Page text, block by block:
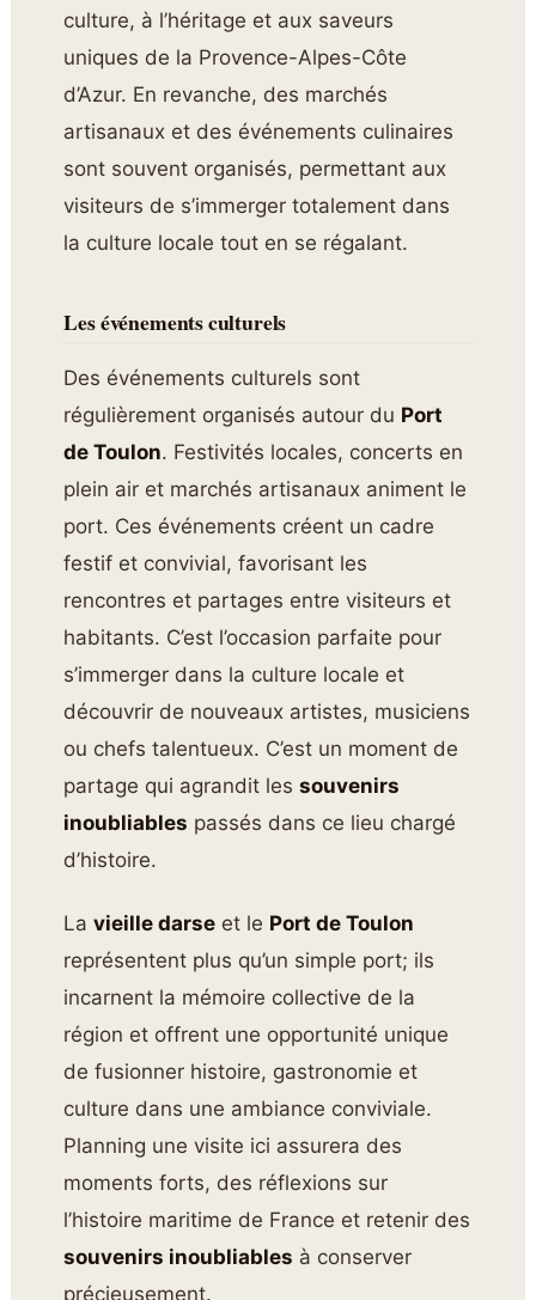
culture, à l’héritage et aux saveurs
uniques de la Provence-Alpes-Côte
d’Azur. En revanche, des marchés
artisanaux et des événements culinaires
sont souvent organisés, permettant aux
visiteurs de s’immerger totalement dans
la culture locale tout en se régalant.
Les événements culturels
Des événements culturels sont
régulièrement organisés autour du Port
de Toulon. Festivités locales, concerts en
plein air et marchés artisanaux animent le
port. Ces événements créent un cadre
festif et convivial, favorisant les
rencontres et partages entre visiteurs et
habitants. C’est l’occasion parfaite pour
s’immerger dans la culture locale et
découvrir de nouveaux artistes, musiciens
ou chefs talentueux. C’est un moment de
partage qui agrandit lessouvenirs
inoubliables passés dans ce lieu chargé
d’histoire.
Lavieille darse et le Port de Toulon
représentent plus qu’un simple port; ils
incarnent la mémoire collective de la
région et offrent une opportunité unique
de fusionner histoire, gastronomie et
culture dans une ambiance conviviale.
Planning une visite ici assurera des
moments forts, des réflexions sur
l’histoire maritime de France et retenir des
souvenirs inoubliables à conserver
précieusement.